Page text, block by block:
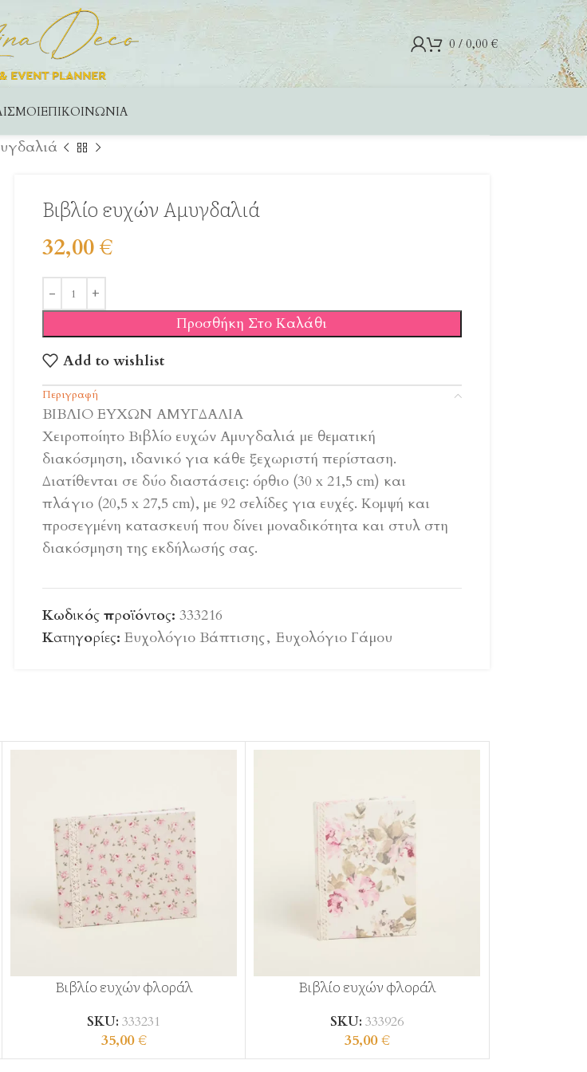
0 / 0,00€
ΕΠΙΚΟΙΝΩΝΊΑ
Βιβλίο ευχών Αμυγδαλιά
32,00€
Προσθήκη Στο Καλάθι
Add to wishlist
Περιγραφή
ΒΙΒΛΙΟ ΕΥΧΩΝ ΑΜΥΓΔΑΛΙΑ
Χειροποίητο Βιβλίο ευχών Αμυγδαλιά με θεματική
διακόσμηση, ιδανικό για κάθε ξεχωριστή περίσταση.
Διατίθενται σε δύο διαστάσεις: όρθιο (30 x 21,5 cm) και
πλάγιο (20,5 x 27,5 cm), με 92 σελίδες για ευχές. Κομψή και
προσεγμένη κατασκευή που δίνει μοναδικότητα και στυλ στη
διακόσμηση της εκδήλωσής σας.
Κωδικός προϊόντος: 333216
Κατηγορίες: Ευχολόγιο Βάπτισης, Ευχολόγιο Γάμου
Βιβλίο ευχών φλοράλ
SKU: 333231
35,00€
Βιβλίο ευχών φλοράλ
SKU: 333926
35,00€